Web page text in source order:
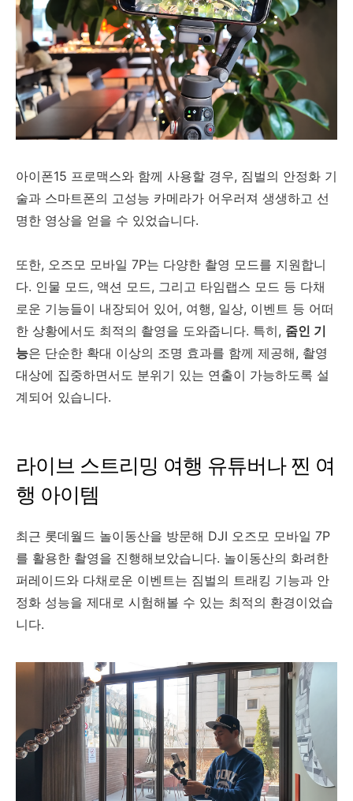
아이폰15 프로맥스와 함께 사용할 경우, 짐벌의 안정화 기
술과 스마트폰의 고성능 카메라가 어우러져 생생하고 선
명한 영상을 얻을 수 있었습니다.
또한, 오즈모 모바일 7P는 다양한 촬영 모드를 지원합니
다. 인물 모드, 액션 모드, 그리고 타임랩스 모드 등 다채
로운 기능들이 내장되어 있어, 여행, 일상, 이벤트 등 어떠
한 상황에서도 최적의 촬영을 도와줍니다. 특히, 줌인 기
능은 단순한 확대 이상의 조명 효과를 함께 제공해, 촬영
대상에 집중하면서도 분위기 있는 연출이 가능하도록 설
계되어 있습니다.
라이브 스트리밍 여행 유튜버나 찐 여
행 아이템
최근 롯데월드 놀이동산을 방문해 DJI 오즈모 모바일 7P
를 활용한 촬영을 진행해보았습니다. 놀이동산의 화려한
퍼레이드와 다채로운 이벤트는 짐벌의 트래킹 기능과 안
정화 성능을 제대로 시험해볼 수 있는 최적의 환경이었습
니다.